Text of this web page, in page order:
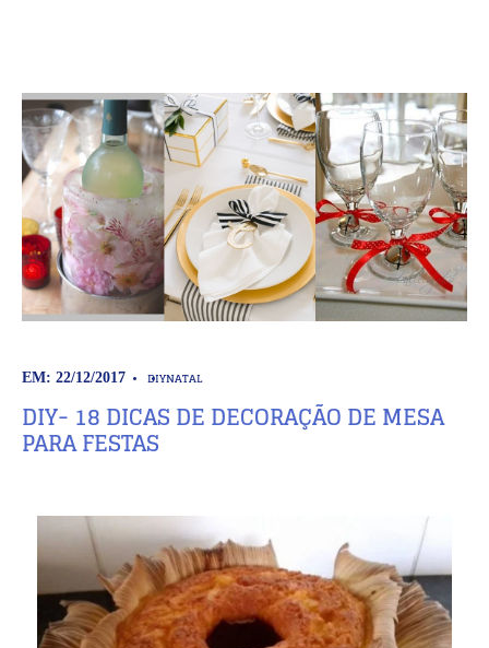
EM: 22/12/2017 DIYNATAL
DIY- 18 DICAS DE DECORAÇÃO DE MESA
PARA FESTAS